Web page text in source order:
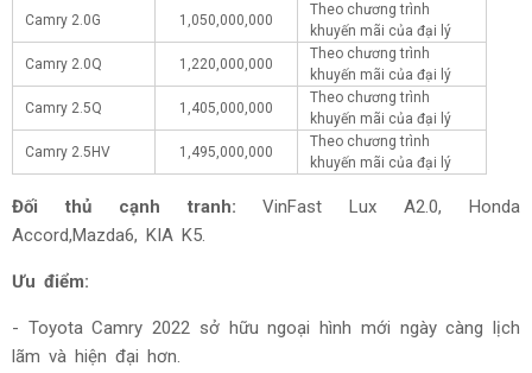
Camry 2.0G
1,050,000,000
Theo chương trình
khuyến mãi của đại lý
Camry 2.0Q
1,220,000,000
Theo chương trình
khuyến mãi của đại lý
Camry 2.5Q
1,405,000,000
Theo chương trình
khuyến mãi của đại lý
Camry 2.5HV
1,495,000,000
Theo chương trình
khuyến mãi của đại lý
Đối thủ cạnh tranh:
VinFast Lux A2.0, Honda
Accord,Mazda6, KIA K5.
Ưu điểm:
- Toyota Camry 2022 sở hữu ngoại hình mới ngày càng lịch
lãm và hiện đại hơn.